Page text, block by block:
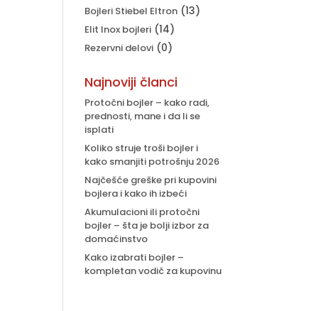
Bojleri Stiebel Eltron (13)
Elit Inox bojleri (14)
Rezervni delovi (0)
Najnoviji članci
Protočni bojler – kako radi,
prednosti, mane i da li se
isplati
Koliko struje troši bojler i
kako smanjiti potrošnju 2026
Najčešće greške pri kupovini
bojlera i kako ih izbeći
Akumulacioni ili protočni
bojler – šta je bolji izbor za
domaćinstvo
Kako izabrati bojler –
kompletan vodič za kupovinu